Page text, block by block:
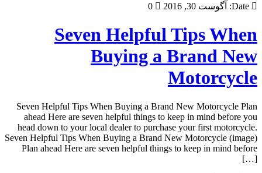
Date: آگوست 30, 2016 0
Seven Helpful Tips When
Buying a Brand New
Motorcycle
Seven Helpful Tips When Buying a Brand New Motorcycle Plan
ahead Here are seven helpful things to keep in mind before you
head down to your local dealer to purchase your first motorcycle.
Seven Helpful Tips When Buying a Brand New Motorcycle (image)
Plan ahead Here are seven helpful things to keep in mind before
[…]